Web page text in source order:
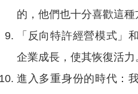
的，他們也十分喜歡這種
「反向特許經營模式」
企業成長，使其恢復活力
進入多重身份的時代：